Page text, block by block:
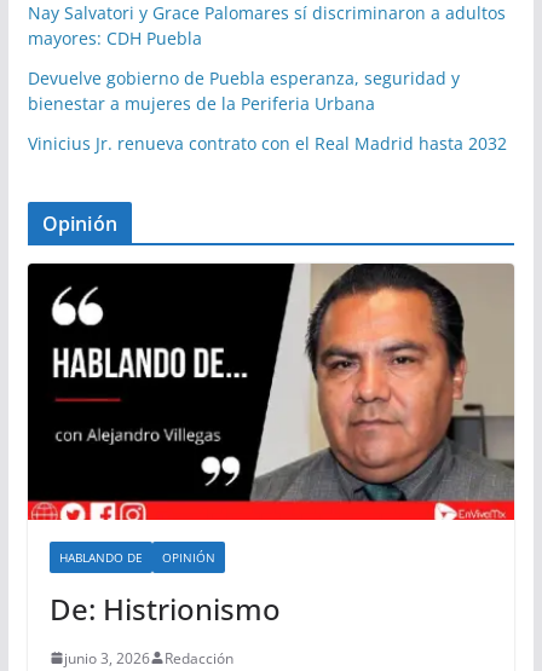
Nay Salvatori y Grace Palomares sí discriminaron a adultos
mayores: CDH Puebla
Devuelve gobierno de Puebla esperanza, seguridad y
bienestar a mujeres de la Periferia Urbana
Vinicius Jr. renueva contrato con el Real Madrid hasta 2032
Opinión
HABLANDO DE OPINIÓN
De: Histrionismo
junio 3, 2026 Redacción